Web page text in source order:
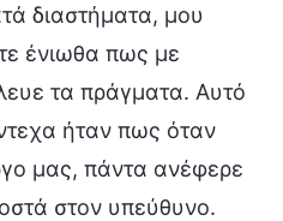
διαστήματα, μου
ένιωθα πως με
τα πράγματα. Αυτό
ήταν πως όταν
μας, πάντα ανέφερε
στον υπεύθυνο.